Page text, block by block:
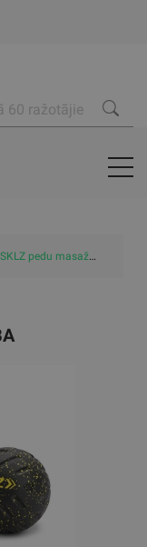
SKLZ pedu masažas bumba